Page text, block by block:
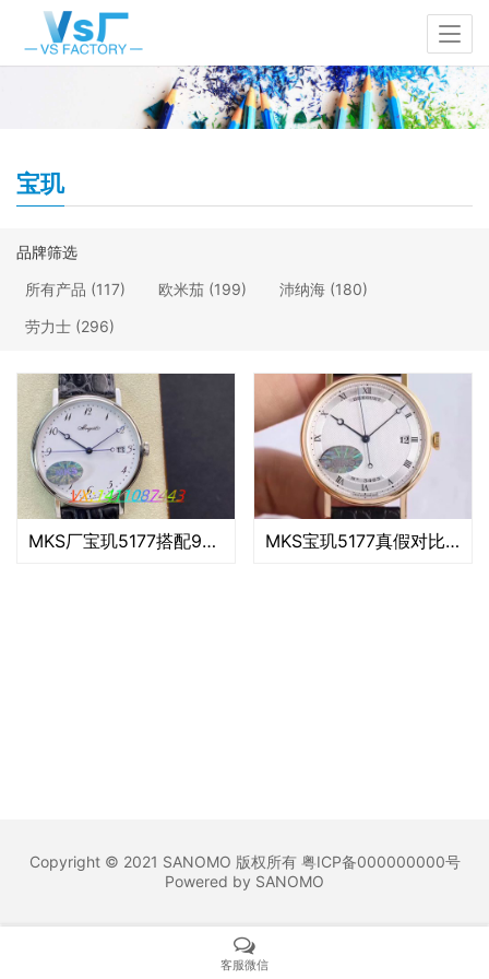
宝玑
品牌筛选
所有产品 (117) 欧米茄 (199) 沛纳海 (180)
劳力士 (296)
MKS厂宝玑5177搭配9015机芯做工细节方面评测 MKS宝玑5177真假对比测评
Copyright © 2021 SANOMO 版权所有 粤ICP备000000000号
Powered by SANOMO
客服微信